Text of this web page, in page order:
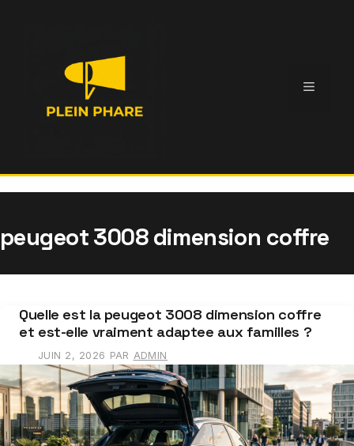
Menu
peugeot 3008 dimension coffre
Quelle est la peugeot 3008 dimension coffre
et est-elle vraiment adaptee aux familles ?
JUIN 2, 2026 PAR ADMIN